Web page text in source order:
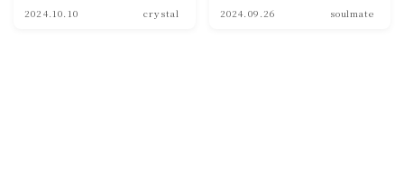
soulmate
2024.10.10 crystal 2024.09.26 soulmate